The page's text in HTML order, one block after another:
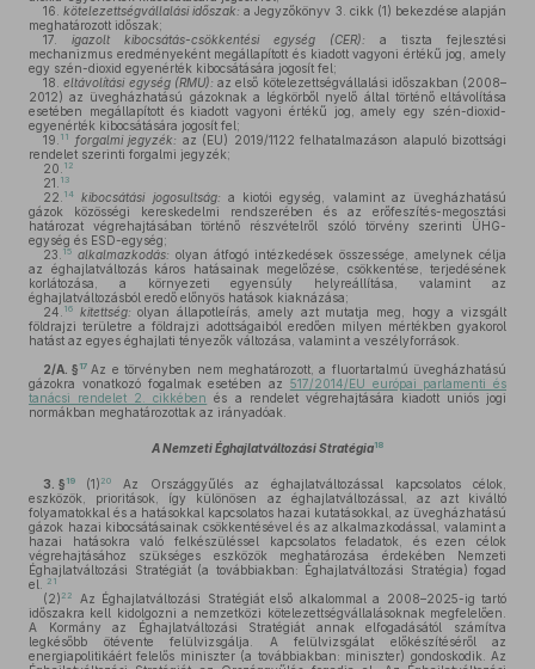
16. kötelezettségvállalási időszak: a Jegyzőkönyv 3. cikk (1) bekezdése alapján
meghatározott időszak;
17.
igazolt kibocsátás-csökkentési egység (CER): a tiszta fejlesztési
mechanizmus eredményeként megállapított és kiadott vagyoni értékű jog, amely
egy szén-dioxid egyenérték kibocsátására jogosít fel;
18.
eltávolítási egység (RMU): az első kötelezettségvállalási időszakban (2008–
2012) az üvegházhatású gázoknak a légkörből nyelő által történő eltávolítása
esetében megállapított és kiadott vagyoni értékű jog, amely egy szén-dioxid-
egyenérték kibocsátására jogosít fel;
19. 11 forgalmi jegyzék: az (EU) 2019/1122 felhatalmazáson alapuló bizottsági
rendelet szerinti forgalmi jegyzék;
20. 12
21. 13
22. 14 kibocsátási jogosultság: a kiotói egység, valamint az üvegházhatású
gázok közösségi kereskedelmi rendszerében és az erőfeszítés-megosztási
határozat végrehajtásában történő részvételről szóló törvény szerinti ÜHG-
egység és ESD-egység;
23. 15 alkalmazkodás: olyan átfogó intézkedések összessége, amelynek célja
az éghajlatváltozás káros hatásainak megelőzése, csökkentése, terjedésének
korlátozása, a környezeti egyensúly helyreállítása, valamint az
éghajlatváltozásból eredő előnyös hatások kiaknázása;
24. 16 kitettség: olyan állapotleírás, amely azt mutatja meg, hogy a vizsgált
földrajzi területre a földrajzi adottságaiból eredően milyen mértékben gyakorol
hatást az egyes éghajlati tényezők változása, valamint a veszélyforrások.
2/A. § 17 Az e törvényben nem meghatározott, a fluortartalmú üvegházhatású
gázokra vonatkozó fogalmak esetében az 517/2014/EU európai parlamenti és
tanácsi rendelet 2. cikkében és a rendelet végrehajtására kiadott uniós jogi
normákban meghatározottak az irányadóak.
A Nemzeti Éghajlatváltozási Stratégia18
3. § 19 (1) 20
Az Országgyűlés az éghajlatváltozással kapcsolatos célok,
eszközök, prioritások, így különösen az éghajlatváltozással, az azt kiváltó
folyamatokkal és a hatásokkal kapcsolatos hazai kutatásokkal, az üvegházhatású
gázok hazai kibocsátásainak csökkentésével és az alkalmazkodással, valamint a
hazai hatásokra való felkészüléssel kapcsolatos feladatok, és ezen célok
végrehajtásához szükséges eszközök meghatározása érdekében Nemzeti
Éghajlatváltozási Stratégiát (a továbbiakban: Éghajlatváltozási Stratégia) fogad
el.
21
(2) 22
Az Éghajlatváltozási Stratégiát első alkalommal a 2008–2025-ig tartó
időszakra kell kidolgozni a nemzetközi kötelezettségvállalásoknak megfelelően.
A Kormány az Éghajlatváltozási Stratégiát annak elfogadásától számítva
legkésőbb ötévente felülvizsgálja. A felülvizsgálat előkészítéséről az
energiapolitikáért felelős miniszter (a továbbiakban: miniszter) gondoskodik. Az